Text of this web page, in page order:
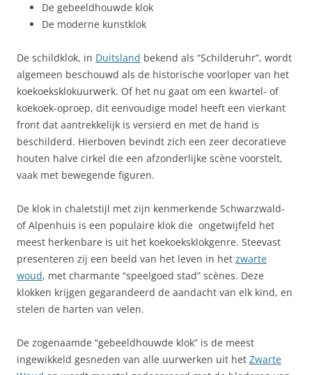
De gebeeldhouwde klok
De moderne kunstklok
De schildklok, in Duitsland bekend als “Schilderuhr”, wordt
algemeen beschouwd als de historische voorloper van het
koekoeksklokuurwerk. Of het nu gaat om een ​​kwartel- of
koekoek-oproep, dit eenvoudige model heeft een vierkant
front dat aantrekkelijk is versierd en met de hand is
beschilderd. Hierboven bevindt zich een zeer decoratieve
houten halve cirkel die een afzonderlijke scène voorstelt,
vaak met bewegende figuren.
De klok in chaletstijl met zijn kenmerkende Schwarzwald-
of Alpenhuis is een populaire klok die ongetwijfeld het
meest herkenbare is uit het koekoeksklokgenre. Steevast
presenteren zij een beeld van het leven in het zwarte
woud, met charmante “speelgoed stad” scènes. Deze
klokken krijgen gegarandeerd de aandacht van elk kind, en
stelen de harten van velen.
De zogenaamde “gebeeldhouwde klok” is de meest
ingewikkeld gesneden van alle uurwerken uit het Zwarte